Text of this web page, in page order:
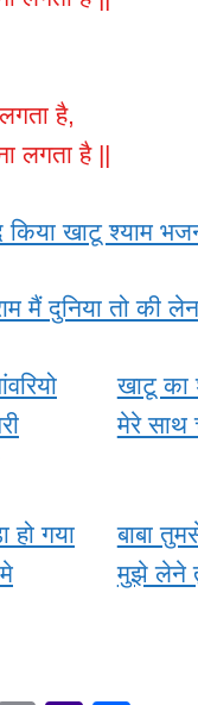
है,
लगता है ||
किया खाटू श्याम
मैं दुनिया तो की
खाटू का
मेरे साथ
हो गया
बाबा
मुझे लेने